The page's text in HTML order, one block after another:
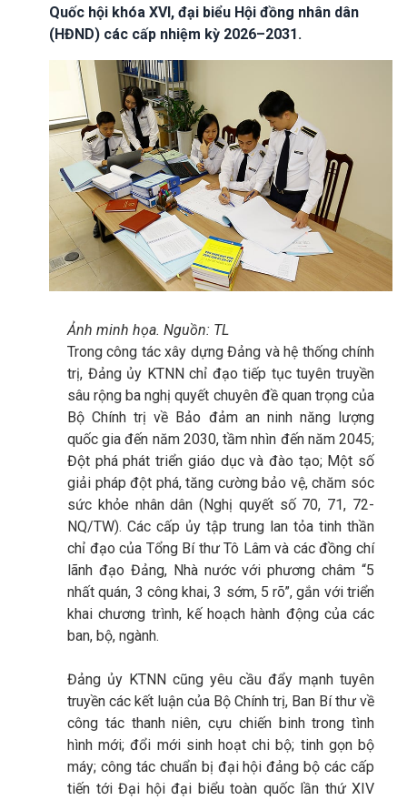
Quốc hội khóa XVI, đại biểu Hội đồng nhân dân
(HĐND) các cấp nhiệm kỳ 2026–2031.
Ảnh minh họa. Nguồn: TL
Trong công tác xây dựng Đảng và hệ thống chính
trị, Đảng ủy KTNN chỉ đạo tiếp tục tuyên truyền
sâu rộng ba nghị quyết chuyên đề quan trọng của
Bộ Chính trị về Bảo đảm an ninh năng lượng
quốc gia đến năm 2030, tầm nhìn đến năm 2045;
Đột phá phát triển giáo dục và đào tạo; Một số
giải pháp đột phá, tăng cường bảo vệ, chăm sóc
sức khỏe nhân dân (Nghị quyết số 70, 71, 72-
NQ/TW). Các cấp ủy tập trung lan tỏa tinh thần
chỉ đạo của Tổng Bí thư Tô Lâm và các đồng chí
lãnh đạo Đảng, Nhà nước với phương châm “5
nhất quán, 3 công khai, 3 sớm, 5 rõ”, gắn với triển
khai chương trình, kế hoạch hành động của các
ban, bộ, ngành.
Đảng ủy KTNN cũng yêu cầu đẩy mạnh tuyên
truyền các kết luận của Bộ Chính trị, Ban Bí thư về
công tác thanh niên, cựu chiến binh trong tình
hình mới; đổi mới sinh hoạt chi bộ; tinh gọn bộ
máy; công tác chuẩn bị đại hội đảng bộ các cấp
tiến tới Đại hội đại biểu toàn quốc lần thứ XIV